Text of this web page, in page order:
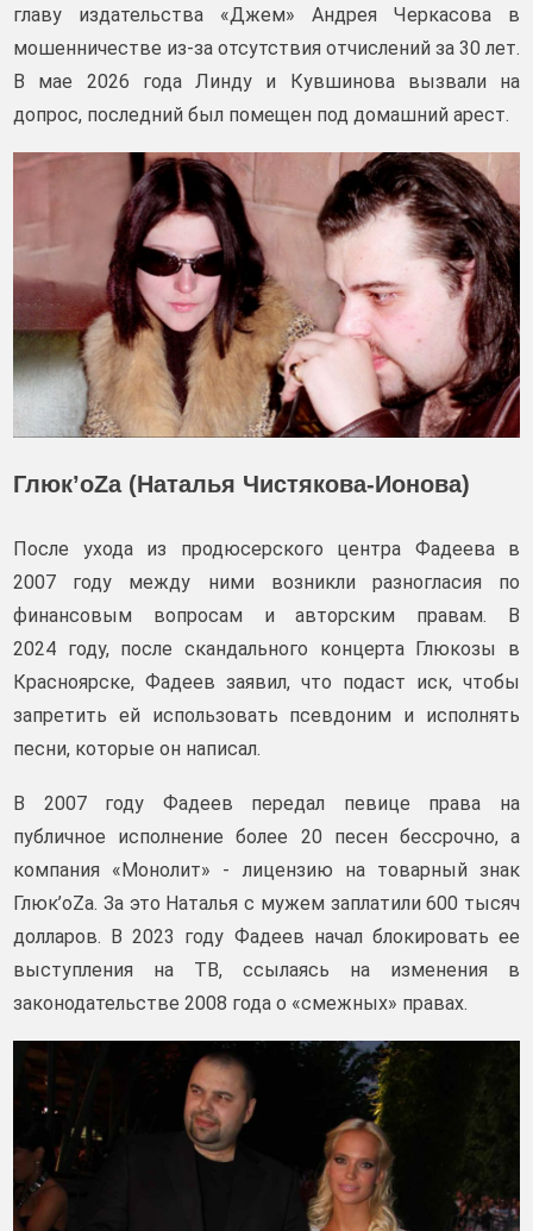
главу издательства «Джем» Андрея Черкасова в
мошенничестве из-за отсутствия отчислений за 30 лет.
В мае 2026 года Линду и Кувшинова вызвали на
допрос, последний был помещен под домашний арест.
Глюк’oZa (Наталья Чистякова-Ионова)
После ухода из продюсерского центра Фадеева в
2007 году между ними возникли разногласия по
финансовым вопросам и авторским правам. В
2024 году, после скандального концерта Глюкозы в
Красноярске, Фадеев заявил, что подаст иск, чтобы
запретить ей использовать псевдоним и исполнять
песни, которые он написал.
В 2007 году Фадеев передал певице права на
публичное исполнение более 20 песен бессрочно, а
компания «Монолит» - лицензию на товарный знак
Глюк’oZa. За это Наталья с мужем заплатили 600 тысяч
долларов. В 2023 году Фадеев начал блокировать ее
выступления на ТВ, ссылаясь на изменения в
законодательстве 2008 года о «смежных» правах.